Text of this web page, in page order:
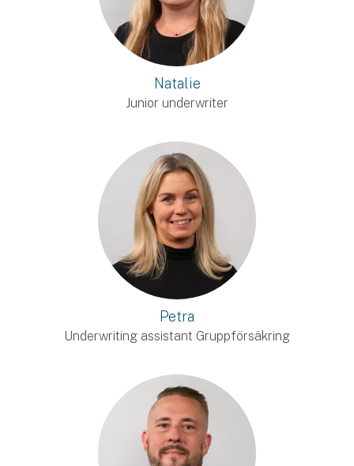
Natalie
Junior underwriter
Petra
Underwriting assistant Gruppförsäkring